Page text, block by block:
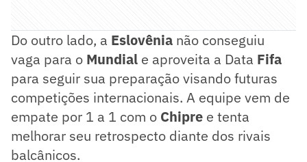
Do outro lado, a Eslovênia não conseguiu
vaga para o Mundial e aproveita a Data Fifa
para seguir sua preparação visando futuras
competições internacionais. A equipe vem de
empate por 1 a 1 com o Chipre e tenta
melhorar seu retrospecto diante dos rivais
balcânicos.